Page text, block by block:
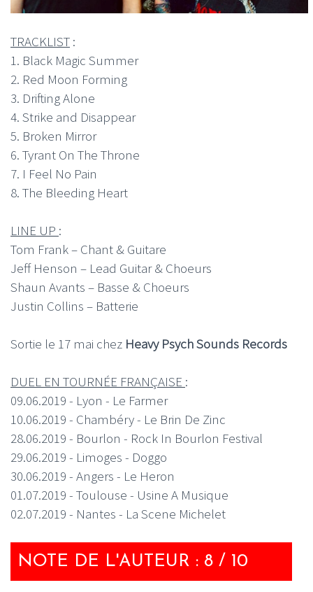
TRACKLIST :
1. Black Magic Summer
2. Red Moon Forming
3. Drifting Alone
4. Strike and Disappear
5. Broken Mirror
6. Tyrant On The Throne
7. I Feel No Pain
8. The Bleeding Heart
LINE UP :
Tom Frank – Chant & Guitare
Jeff Henson – Lead Guitar & Choeurs
Shaun Avants – Basse & Choeurs
Justin Collins – Batterie
Sortie le 17 mai chez Heavy Psych Sounds Records
DUEL EN TOURNÉE FRANÇAISE :
09.06.2019 - Lyon - Le Farmer
10.06.2019 - Chambéry - Le Brin De Zinc
28.06.2019 - Bourlon - Rock In Bourlon Festival
29.06.2019 - Limoges - Doggo
30.06.2019 - Angers - Le Heron
01.07.2019 - Toulouse - Usine A Musique
02.07.2019 - Nantes - La Scene Michelet
NOTE DE L'AUTEUR : 8 / 10